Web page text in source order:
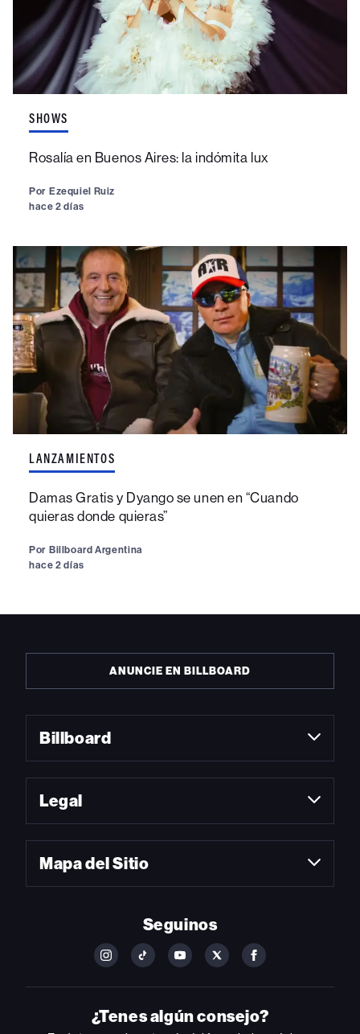
SHOWS
Rosalía en Buenos Aires: la indómita lux
Por Ezequiel Ruiz
hace 2 días
LANZAMIENTOS
Damas Gratis y Dyango se unen en “Cuando
quieras donde quieras”
Por Billboard Argentina
hace 2 días
ANUNCIE EN BILLBOARD
Billboard
Legal
Mapa del Sitio
Seguinos
FOLLOW
ON
INSTAGRAM
FOLLOW
ON
YOUTUBE
FOLLOW
ON
YOUTUBE
FOLLOW
ON
FOLLOW
ON
FACEBOOK
¿Tenes algún consejo?